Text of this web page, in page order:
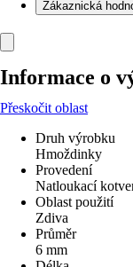
Zákaznická
Informace o
Přeskočit oblast
Druh výrobku
Hmoždinky
Provedení
Natloukací
Oblast použití
Zdiva
Průměr
6 mm